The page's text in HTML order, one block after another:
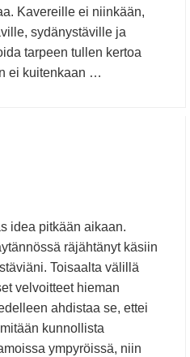
Kavereille ei niinkään,
sydänystäville ja
tarpeen tullen kertoa
ei kuitenkaan …
idea pitkään aikaan.
räjähtänyt käsiin
Toisaalta välillä
velvoitteet hieman
ahdistaa se, ettei
kunnollista
ympyröissä, niin